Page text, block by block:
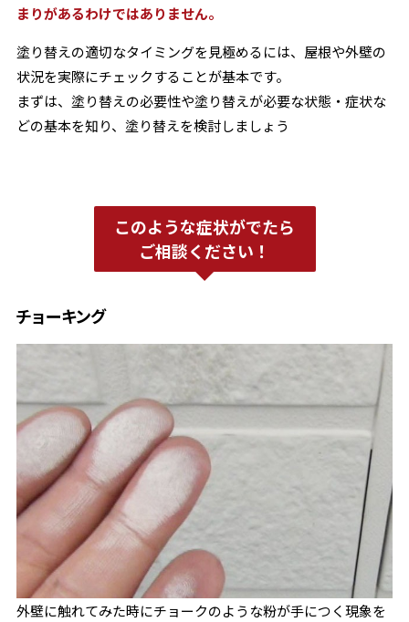
まりがあるわけではありません。
塗り替えの適切なタイミングを見極めるには、屋根や外壁の
状況を実際にチェックすることが基本です。
まずは、塗り替えの必要性や塗り替えが必要な状態・症状な
どの基本を知り、塗り替えを検討しましょう
このような症状がでたら
ご相談ください！
チョーキング
外壁に触れてみた時にチョークのような粉が手につく現象を